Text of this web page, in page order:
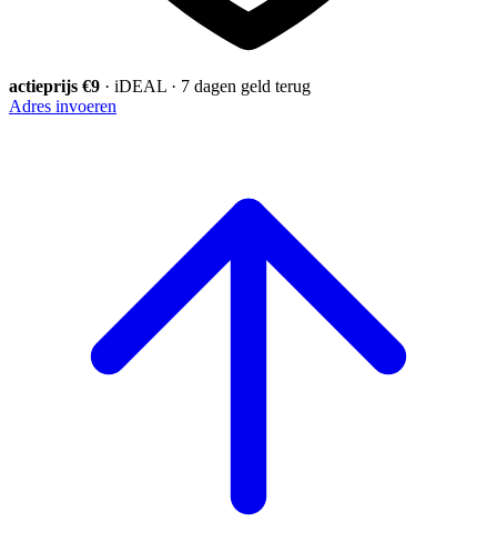
actieprijs €9 · iDEAL · 7 dagen geld terug
Adres invoeren